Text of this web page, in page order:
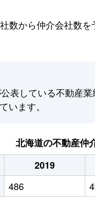
数から仲介会社数
表している不動産
います。
北海道の不動産仲
2019
486